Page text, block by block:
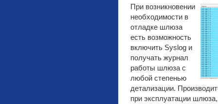
При возникновении
необходимости в
отладке шлюза
есть возможность
включить Syslog и
получать журнал
работы шлюза с
любой степенью
детализации.
при эксплуатации